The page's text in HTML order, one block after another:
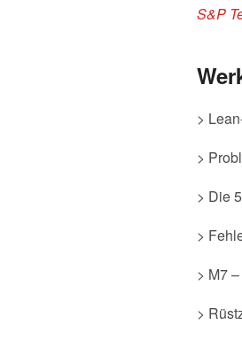
S&P
>
>
> Die
>
> M7
>